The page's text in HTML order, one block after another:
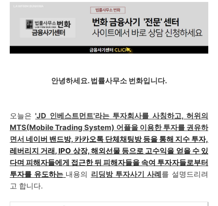
안녕하세요. 법률사무소 번화입니다.
오늘은 'JD 인베스트먼트'라는 투자회사를 사칭하고, 허위의
MTS(Mobile Trading System) 어플을 이용한 투자를 권유하
면서 네이버 밴드방, 카카오톡 단체채팅방 등을 통해 지수 투자,
레버리지 거래, IPO 상장, 해외선물 등으로 고수익을 얻을 수 있
다며 피해자들에게 접근한 뒤 피해자들을 속여 투자자들로부터
투자를 유도하는 내용의 리딩방 투자사기 사례를 설명드리려
고 합니다.